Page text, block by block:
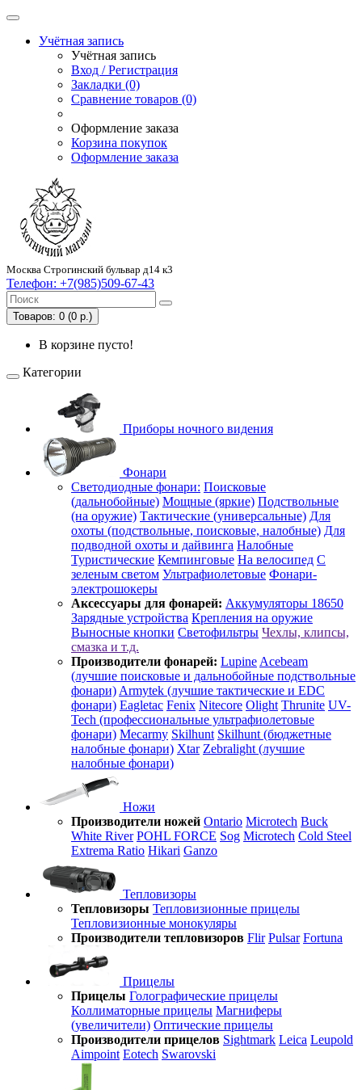
Учётная запись
Учётная запись
Вход / Регистрация
Закладки (0)
Сравнение товаров (0)
Оформление заказа
Корзина покупок
Оформление заказа
Москва Строгинский бульвар д14 к3
Телефон: +7(985)509-67-43
Товаров: 0 (0 р.)
В корзине пусто!
Категории
Приборы ночного видения
Фонари
Светодиодные фонари: Поисковые
(дальнобойные) Мощные (яркие) Подствольные
(на оружие) Тактические (универсальные) Для
охоты (подствольные, поисковые, налобные) Для
подводной охоты и дайвинга Налобные
Туристические Кемпинговые На велосипед С
зеленым светом Ультрафиолетовые Фонари-
электрошокеры
Аксессуары для фонарей: Аккумуляторы 18650
Зарядные устройства Крепления на оружие
Выносные кнопки Светофильтры Чехлы, клипсы,
смазка и т.д.
Производители фонарей: Lupine Acebeam
(лучшие поисковые и дальнобойные подствольные
фонари) Armytek (лучшие тактические и EDC
фонари) Eagletac Fenix Nitecore Olight Thrunite UV-
Tech (профессиональные ультрафиолетовые
фонари) Mecarmy Skilhunt Skilhunt (бюджетные
налобные фонари) Xtar Zebralight (лучшие
налобные фонари)
Ножи
Производители ножей Ontario Microtech Buck
White River POHL FORCE Sog Microtech Cold Steel
Extrema Ratio Hikari Ganzo
Тепловизоры
Тепловизоры Тепловизионные прицелы
Тепловизионные монокуляры
Производители тепловизоров Flir Pulsar Fortuna
Прицелы
Прицелы Голографические прицелы
Коллиматорные прицелы Магниферы
(увеличители) Оптические прицелы
Производители прицелов Sightmark Leica Leupold
Aimpoint Eotech Swarovski